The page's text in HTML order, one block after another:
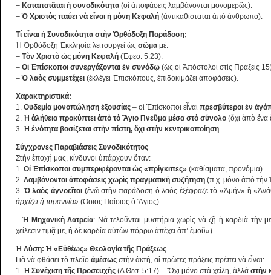
– Καταπατᾶται ἡ συνοδικότητα (οἱ ἀποφάσεις λαμβάνονται μονομερῶς).
–Ὁ Χριστὸς παύει νὰ εἶναι ἡ μόνη Κεφαλή (ἀντικαθίσταται ἀπὸ ἄνθρωπο).
Τί εἶναι ἡ Συνοδικότητα στὴν Ὀρθόδοξη Παράδοση;
Ἡ Ὀρθόδοξη Ἐκκλησία λειτουργεῖ ὡς σῶμα μὲ:
– Τὸν Χριστὸ ὡς μόνη Κεφαλή (Ἐφεσ. 5:23).
– Οἱ Ἐπίσκοποι συνεργάζονται ἐν συνόδῳ (ὡς οἱ Ἀπόστολοι στὶς Πράξεις
–Ὁ λαὸς συμμετέχει (ἐκλέγει Ἐπισκόπους, ἐπιδοκιμάζει ἀποφάσεις).
Χαρακτηριστικά:
1. Οὐδεμία μονοπώληση ἐξουσίας – οἱ Ἐπίσκοποι εἶναι πρεσβύτεροι ἐν
2. Ἡ ἀλήθεια προκύπτει ἀπὸ τὸ Ἅγιο Πνεῦμα μέσα στὸ σύνολο (ὄχι ἀπὸ ἕνα
3. Ἡ ἑνότητα βασίζεται στὴν πίστη, ὄχι στὴν κεντρικοποίηση.
Σύγχρονες Παραβιάσεις Συνοδικότητος
Στὴν ἐποχή μας, κίνδυνοι ὑπάρχουν ὅταν:
1. Οἱ Ἐπίσκοποι συμπεριφέρονται ὡς «πρίγκιπες» (καθίσματα, προνόμια).
2. Λαμβάνονται ἀποφάσεις χωρὶς πραγματικὴ συζήτηση (π.χ. μόνο ἀπὸ τὴν
3.Ὁ λαὸς ἀγνοεῖται(ἐνῶ στὴν παράδοση ὁ λαὸς ἐξέφραζε τὸ «Ἀμήν» ἢ
ἀρχίζει ἡ τυραννία» (Όσιος Παΐσιος ὁ Ἅγιος).
–Ἡ Μηχανικὴ Λατρεία: Νὰ τελοῦνται μυστήρια χωρὶς νὰ ζῇ ἡ καρδιὰ τὴν
χείλεσιν τιμᾷ με, ἡ δὲ καρδία αὐτῶν πόρρω ἀπέχει ἀπ’ ἐμοῦ»).
Ἡ Λύση: Ἡ «Εὐθέως» Θεολογία τῆς Πράξεως
Γιὰ νὰ φθάσει τὸ πλοῖο ἀμέσως στὴν ἀκτή, αἱ πρῶτες πράξεις πρέπει νὰ εἶναι:
1. Ἡ Συνέχιση τῆς Προσευχῆς (A Θεσ. 5:17) – Ὄχι μόνο στὰ χείλη, ἀλλὰ στὴν